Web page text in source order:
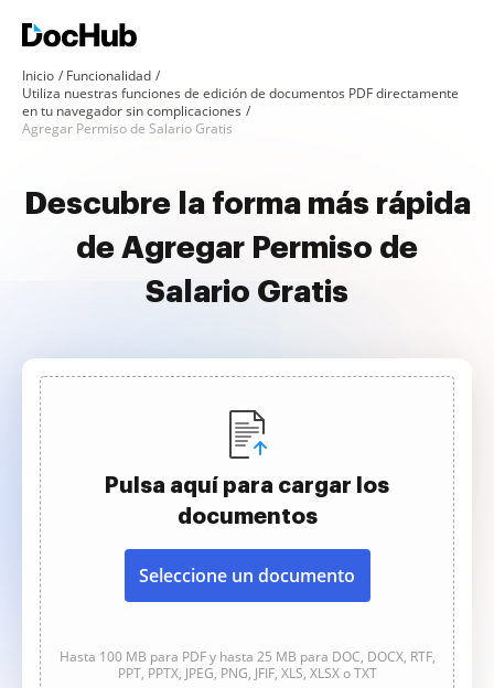
Inicio
Funcionalidad
Utiliza nuestras funciones de edición de documentos PDF directamente
en tu navegador sin complicaciones
Agregar Permiso de Salario Gratis
Descubre la forma más rápida
de Agregar Permiso de
Salario Gratis
Pulsa aquí para cargar los
documentos
Seleccione un documento
Hasta 100 MB para PDF y hasta 25 MB para DOC, DOCX, RTF,
PPT, PPTX, JPEG, PNG, JFIF, XLS, XLSX o TXT